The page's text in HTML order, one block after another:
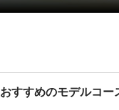
おすすめのモデルコー